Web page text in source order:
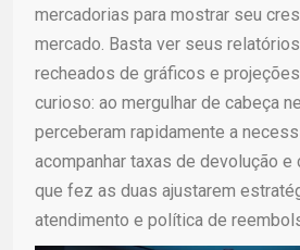
mercadorias para mostrar seu
mercado. Basta ver seus
recheados de gráficos e
curioso: ao mergulhar de cabeça
perceberam rapidamente a
acompanhar taxas de devolução
que fez as duas ajustarem
atendimento e política de